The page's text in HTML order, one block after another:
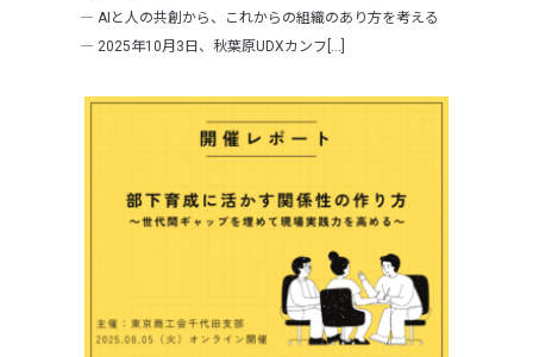
― AIと人の共創から、これからの組織のあり方を考える
― 2025年10月3日、秋葉原UDXカンフ[...]